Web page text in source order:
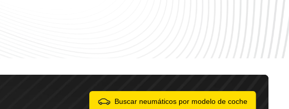
Buscar neumáticos por modelo de coche